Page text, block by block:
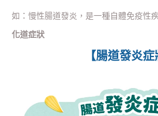
如：慢性腸道發炎，是一種自體免疫性
化道症狀
【腸道發炎症